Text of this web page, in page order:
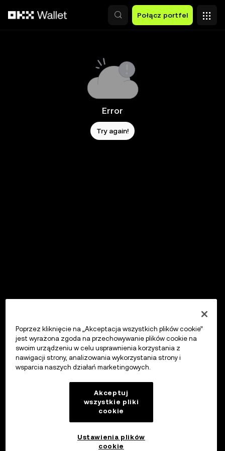
Połącz portfel
Error
Try again!
Poprzez kliknięcie na „Akceptacja wszystkich plików cookie”
jest wyrażona zgoda na przechowywanie plików cookie na
swoim urządzeniu w celu usprawnienia korzystania z
nawigacji strony, analizowania wykorzystania strony i
wsparcia naszych działań marketingowych.
Akceptuj
wszystkie pliki
cookie
Ustawienia plików
cookie